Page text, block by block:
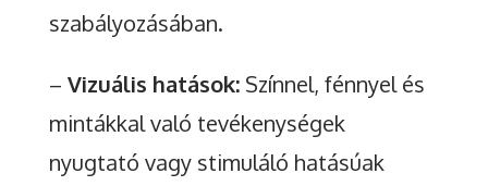
szabályozásában.
– Vizuális hatások:Színnel, fénnyel és
mintákkal való tevékenységek
nyugtató vagy stimuláló hatásúak